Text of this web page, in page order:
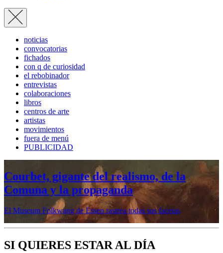
noticias
convocatorias
fichados
con q de curiosidad
el rebobinador
entrevistas
colaboraciones
libros
centros de arte
artistas
movimientos
fuera de menú
PUBLICIDAD
Mujeres prerrafaelitas, psiquiatría en la
vanguardia, Minor White o Dana
Lixenberg, en otoño en la Fundación
MAPFRE
Veremos cinco muestras en sus sedes de Madrid y Barcelona